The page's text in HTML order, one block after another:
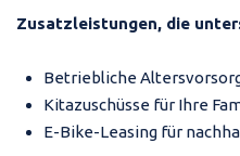
Zusatzleistungen, die
Betriebliche
Kitazuschüsse für Ihre
E-Bike-Leasing für